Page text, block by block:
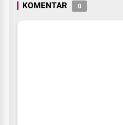
KOMENTAR 0